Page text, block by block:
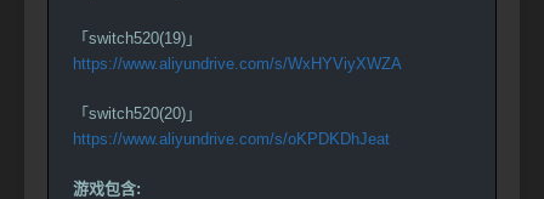
「switch520(19)」
https://www.aliyundrive.com/s/WxHYViyXWZA
「switch520(20)」
https://www.aliyundrive.com/s/oKPDKDhJeat
游戏包含: